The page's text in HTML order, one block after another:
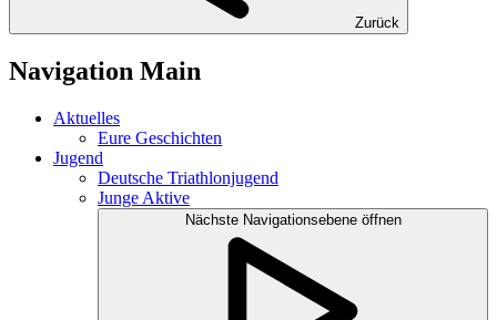
Zurück
Navigation Main
Aktuelles
Eure Geschichten
Jugend
Deutsche Triathlonjugend
Junge Aktive
Nächste Navigationsebene öffnen